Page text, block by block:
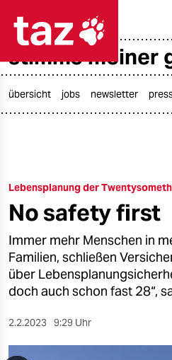
taz zahl
öko
gesellschaft
kultur
sport
berlin
nord
stimme meiner
übersicht jobs newsletter
Lebensplanung der
No safety first
Immer mehr Menschen in
Familien, schließen
über
doch auch schon fast 28“,
2.2.2023 9:29 Uhr